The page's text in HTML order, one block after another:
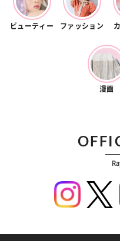
ビューティー ファッション
漫画